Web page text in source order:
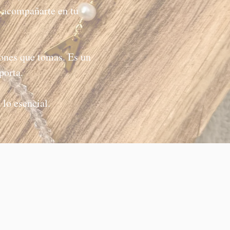
en tu
que tomas. Es un
lo esencial.